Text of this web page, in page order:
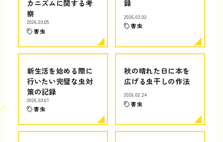
カニズムに関する考
察
2026.03.05
害虫
録
2026.03.02
害虫
新生活を始める際に
行いたい完璧な虫対
策の記録
2026.03.01
害虫
秋の晴れた日に本を
広げる虫干しの作法
2026.02.24
害虫